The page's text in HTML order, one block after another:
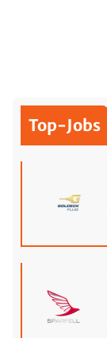
Top-Jobs